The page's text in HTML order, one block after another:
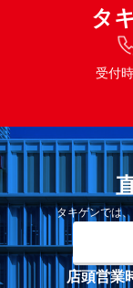
タ
受付
タキゲンでは
店頭営業